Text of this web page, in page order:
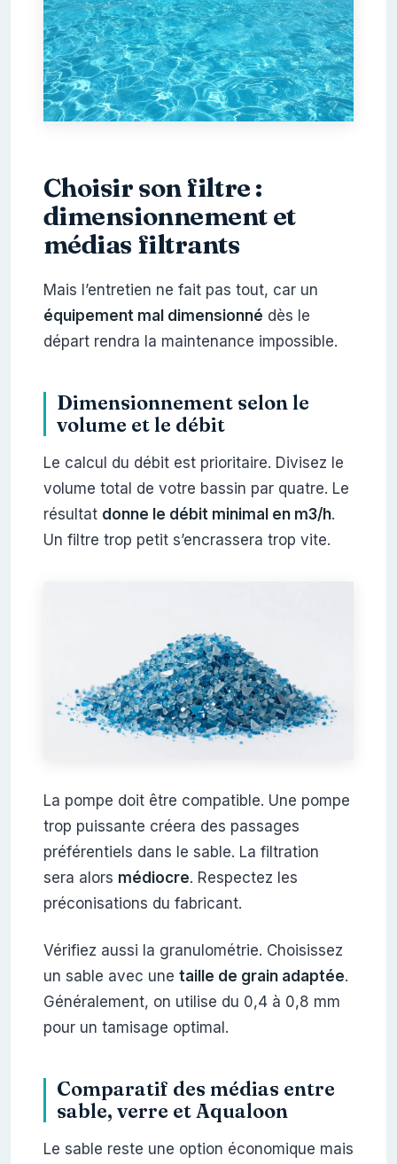
Choisir son filtre :
dimensionnement et
médias filtrants
Mais l’entretien ne fait pas tout, car un
équipement mal dimensionné dès le
départ rendra la maintenance impossible.
Dimensionnement selon le
volume et le débit
Le calcul du débit est prioritaire. Divisez le
volume total de votre bassin par quatre. Le
résultat donne le débit minimal en m3/h.
Un filtre trop petit s’encrassera trop vite.
La pompe doit être compatible. Une pompe
trop puissante créera des passages
préférentiels dans le sable. La filtration
sera alors médiocre. Respectez les
préconisations du fabricant.
Vérifiez aussi la granulométrie. Choisissez
un sable avec une taille de grain adaptée.
Généralement, on utilise du 0,4 à 0,8 mm
pour un tamisage optimal.
Comparatif des médias entre
sable, verre et Aqualoon
Le sable reste une option économique mais